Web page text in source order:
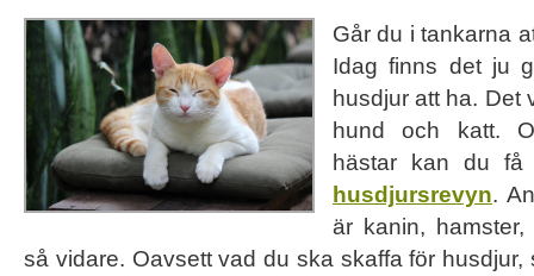
Går du i tankarna
Idag finns det ju
husdjur att ha. Det
hund och katt.
hästar kan du
husdjursrevyn.
är kanin,
så vidare. Oavsett vad du ska skaffa för husdjur,